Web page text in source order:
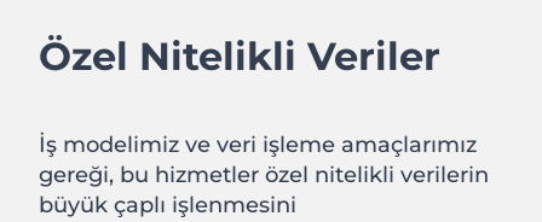
Özel Nitelikli Veriler
İş modelimiz ve veri işleme amaçlarımız
gereği, bu hizmetler özel nitelikli verilerin
büyük çaplı işlenmesini